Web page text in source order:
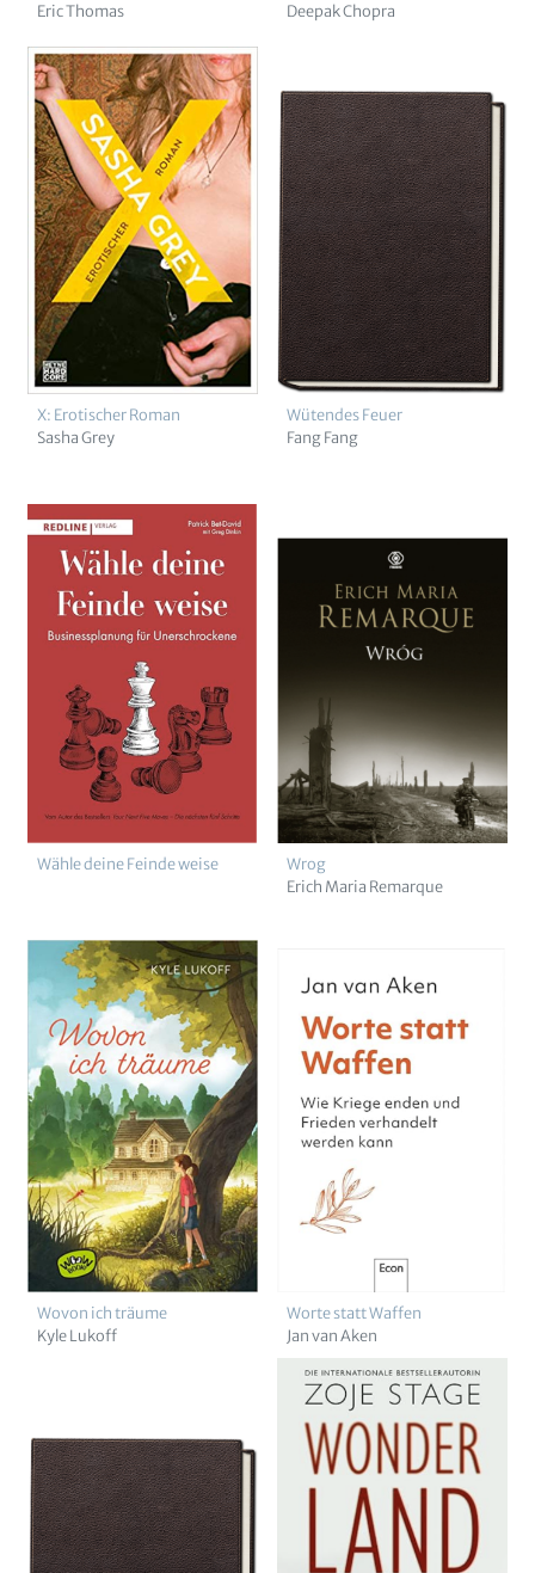
Eric Thomas
Deepak Chopra
X: Erotischer Roman
Sasha Grey
Wütendes Feuer
Fang Fang
Wähle deine Feinde weise
Wrog
Erich Maria Remarque
Wovon ich träume
Kyle Lukoff
Worte statt Waffen
Jan van Aken